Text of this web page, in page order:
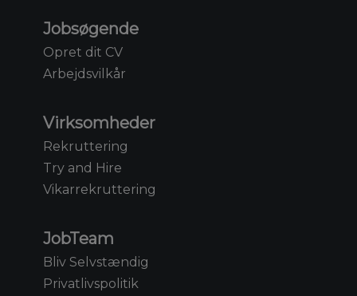
Jobsøgende
Opret dit CV
Arbejdsvilkår
Virksomheder
Rekruttering
Try and Hire
Vikarrekruttering
JobTeam
Bliv Selvstændig
Privatlivspolitik